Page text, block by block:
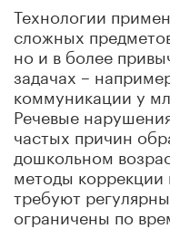
Технологии
сложных
но и в более
задачах –
коммуникации у
Речевые
частых причин
дошкольном
методы коррекции
требуют
ограничены по